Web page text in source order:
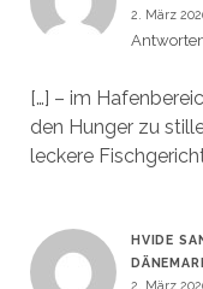
2. März
[…] – im
den Hunger zu
leckere
HVIDE
2. März